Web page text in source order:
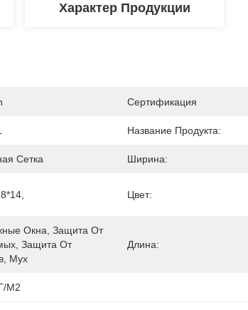
Характер Продукции
Сертификация
Название Продукта:
Сетка Ширина:
Цвет:
Окна, Защита От
Защита От
Мух
Длина:
м2